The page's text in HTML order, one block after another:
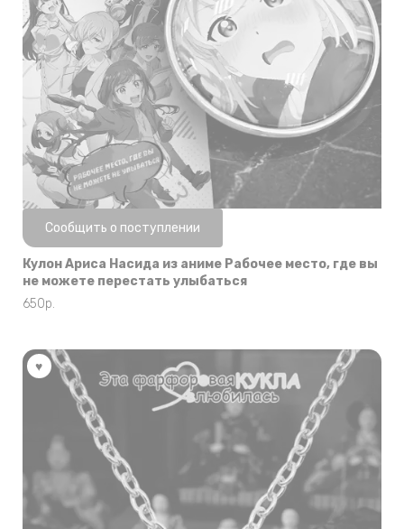
Нет в наличии
Сообщить о поступлении
Кулон Ариса Насида из аниме Рабочее место, где вы
не можете перестать улыбаться
650р.